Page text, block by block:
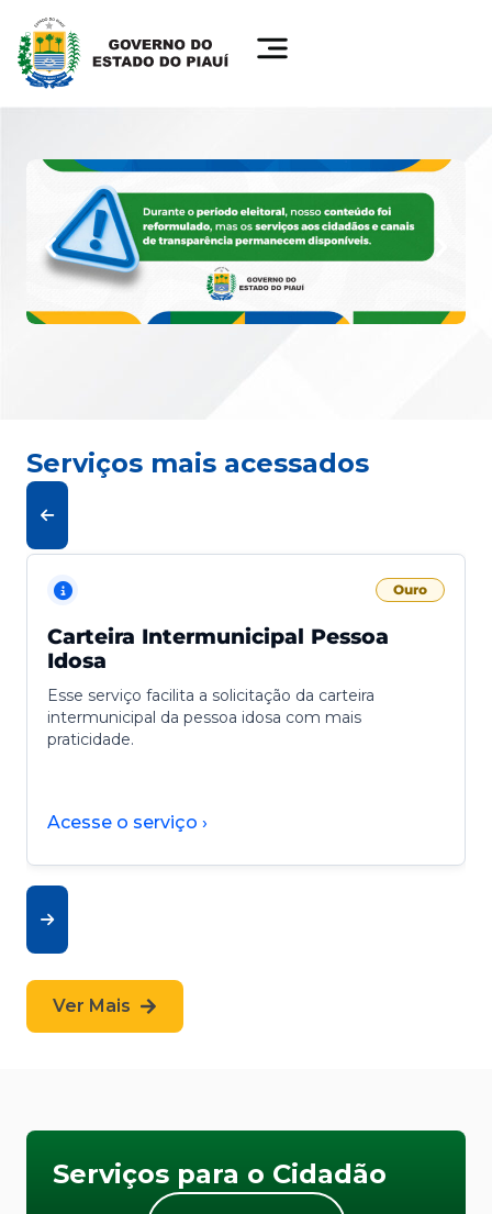
Serviços mais acessados
Ouro
Carteira Intermunicipal Pessoa
Idosa
Esse serviço facilita a solicitação da carteira
intermunicipal da pessoa idosa com mais
praticidade.
Acesse o serviço ›
Ver Mais
Serviços para o Cidadão